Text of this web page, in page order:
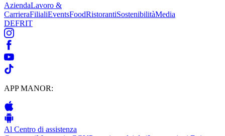
AziendaLavoro &
CarrieraFilialiEventsFoodRistorantiSostenibilitàMedia
DEFRIT
APP MANOR:
Al Centro di assistenza